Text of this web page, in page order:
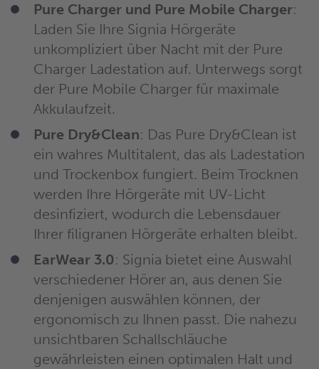
Pure Charger und Pure Mobile Charger:
Laden Sie Ihre Signia Hörgeräte
unkompliziert über Nacht mit der Pure
Charger Ladestation auf. Unterwegs sorgt
der Pure Mobile Charger für maximale
Akkulaufzeit.
Pure Dry&Clean: Das Pure Dry&Clean ist
ein wahres Multitalent, das als Ladestation
und Trockenbox fungiert. Beim Trocknen
werden Ihre Hörgeräte mit UV-Licht
desinfiziert, wodurch die Lebensdauer
Ihrer filigranen Hörgeräte erhalten bleibt.
EarWear 3.0: Signia bietet eine Auswahl
verschiedener Hörer an, aus denen Sie
denjenigen auswählen können, der
ergonomisch zu Ihnen passt. Die nahezu
unsichtbaren Schallschläuche
gewährleisten einen optimalen Halt und